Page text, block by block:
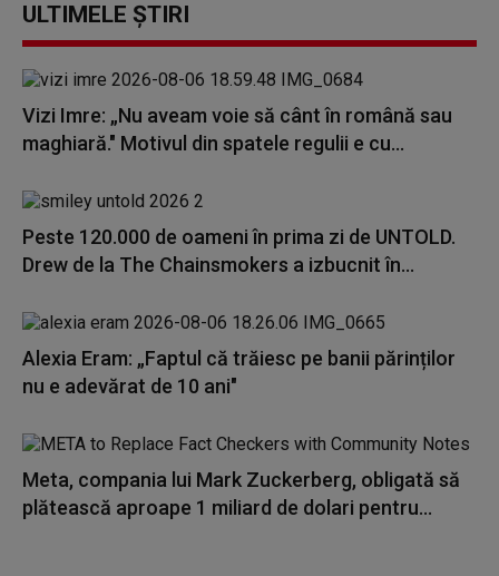
ULTIMELE ȘTIRI
Vizi Imre: „Nu aveam voie să cânt în română sau
maghiară." Motivul din spatele regulii e cu...
Peste 120.000 de oameni în prima zi de UNTOLD.
Drew de la The Chainsmokers a izbucnit în...
Alexia Eram: „Faptul că trăiesc pe banii părinților
nu e adevărat de 10 ani"
Meta, compania lui Mark Zuckerberg, obligată să
plătească aproape 1 miliard de dolari pentru...